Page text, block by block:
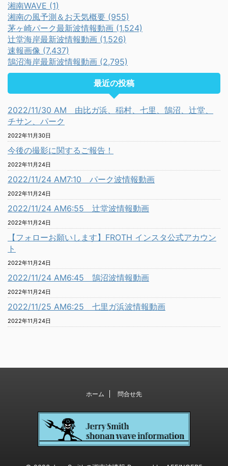
湘南WAVE (1)
湘南の風予測＆お天気概要 (955)
茅ヶ崎パーク最新波情報動画 (1,524)
辻堂海岸最新波情報動画 (1,526)
速報画像 (7,437)
鵠沼海岸最新波情報動画 (2,795)
最近の投稿
2022/11/30 AM 由比ガ浜、稲村、七里、鵠沼、辻堂、
チサン、パーク
2022年11月30日
今後の撮影に関するご報告！
2022年11月24日
2022/11/24 AM7:10 パーク波情報動画
2022年11月24日
2022/11/24 AM6:55 辻堂波情報動画
2022年11月24日
【フォローお願いします】FROTH インスタ公式アカウン
ト
2022年11月24日
2022/11/24 AM6:45 鵠沼波情報動画
2022年11月24日
2022/11/25 AM6:25 七里ガ浜波情報動画
2022年11月24日
ホーム 問合せ先